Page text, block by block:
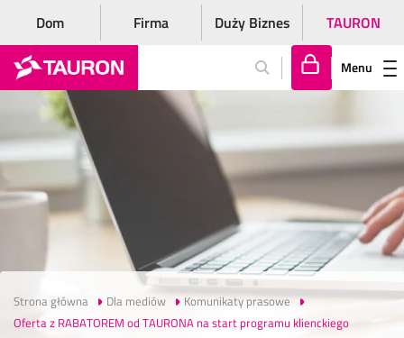
Dom Firma Duży Biznes TAURON
lo
gu
j
si
ę
Menu
Strona główna Dla mediów
Komunikaty prasowe
Oferta z RABATOREM od TAURONA na start programu klienckiego